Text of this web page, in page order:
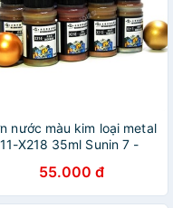
nước màu kim loại metal
X218 35ml Sunin 7 -
55.000 đ